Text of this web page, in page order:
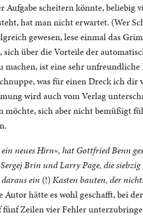
Aufgabe scheitern könnte, beliebig
hat man nicht erwartet. (Wer
gewesen, lese einmal das
sich über die Vorteile der
machen, ist eine sehr unfreundliche
was für einen Dreck ich dir
wird auch vom Verlag
sich aber nicht bemüßigt
neues Hirn«, hat Gottfried Benn
Brin und Larry Page, die
daraus ein (!) Kasten bauten, der
Autor hätte es wohl geschafft, bei
fünf Zeilen vier Fehler